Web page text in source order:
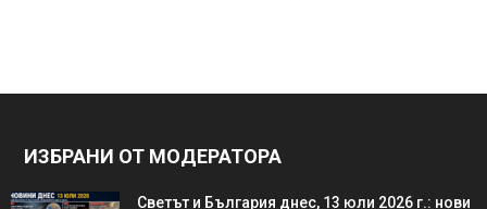
ИЗБРАНИ ОТ МОДЕРАТОРА
Светът и България днес, 13 юли 2026 г.: нови